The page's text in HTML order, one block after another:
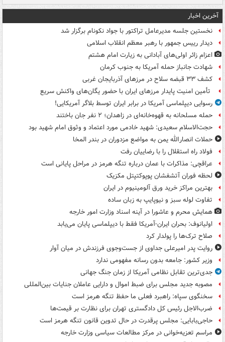
آخرین اخبار
نخستین جلسه مدیرعامل تراکتور با جواد نکونام برگزار شد
دیدار رییس جمهور با رهبر معظم انقلاب اسلامی
اعزام زائر اولی‌های آبادانی به زیارت امام هشتم
شهادت جانباز حمله آمریکا به جنوب کرمان
کشف ۳۳ قبضه سلاح در مرزهای آذربایجان غربی
تأمین امنیت پایدار مرزهای ایران با حضور یگان‌های واکنش سریع
رسوایی دیپلماسی آمریکا در برابر ایران توسط بلاگر آمریکایی!
حمله مسلحانه به قهوه‌خانه‌ای در زاهدان؛ ۲ نفر جان باختند
حجت‌الاسلام سعیدی: شهید خادمی مورد اعتماد و وثوق امام شهید بود
حملات انصارالله یمن به مواضع مزدوران در بندر المخا
فولاد راه استقلال را با رضاییان رفت
عراقچی: مذاکرات با عمان درباره تنگه هرمز در مراحل پایانی است
لحظه فوران آتشفشان پوپوکتپتل مکزیک
بهترین مراکز خرید ورق آلومینیوم در ایران
تفاوت لوله سبز و نیوپایپ به زبان ساده
همایش محرم و عاشورا در آینه اسناد وزارت امور خارجه
اولیانوف: بحران ایران-آمریکا فقط با دیپلماسی پایان می‌یابد
صلاح ترک‌ها را پولدار کرد
روایت پدر امیرعلی جداوی از جست‌وجوی فرزندش در میان آوار
وزیر کشور: جامعه بدون رسانه مفهومی ندارد
جدی‌ترین تقابل نظامی آمریکا از زمان جنگ جهانی
مصوبه جدید مجلس برای ضبط اموال و دارایی عاملان جنایات بین‌المللی
سخنگوی سپاه: راهبرد فعلی ما حفظ تنگه هرمز است
ضرب‌الاجل رئیس کل دادگستری تهران برای نظارت بر قیمت‌ها
حاجی‌بابایی: مجلس پرقدرت در حال تدوین قانون تنگه هرمز است
مراسم تعزیه‌خوانی در مرکز مطالعات سیاسی وزارت خارجه